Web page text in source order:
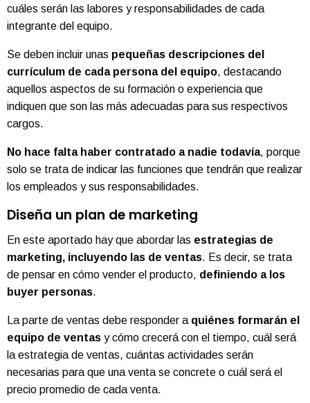
cuáles serán las labores y responsabilidades de cada
integrante del equipo.
Se deben incluir unas pequeñas descripciones del
currículum de cada persona del equipo, destacando
aquellos aspectos de su formación o experiencia que
indiquen que son las más adecuadas para sus respectivos
cargos.
No hace falta haber contratado a nadie todavía, porque
solo se trata de indicar las funciones que tendrán que realizar
los empleados y sus responsabilidades.
Diseña un plan de marketing
En este aportado hay que abordar las estrategias de
marketing, incluyendo las de ventas. Es decir, se trata
de pensar en cómo vender el producto, definiendo a los
buyer personas.
La parte de ventas debe responder a quiénes formarán el
equipo de ventas y cómo crecerá con el tiempo, cuál será
la estrategia de ventas, cuántas actividades serán
necesarias para que una venta se concrete o cuál será el
precio promedio de cada venta.